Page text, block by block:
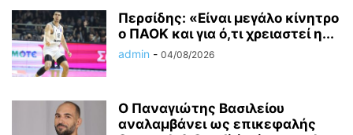
Περσίδης: «Είναι μεγάλο κίνητρο
ο ΠΑΟΚ και για ό,τι χρειαστεί η...
admin - 04/08/2026
Ο Παναγιώτης Βασιλείου
αναλαμβάνει ως επικεφαλής